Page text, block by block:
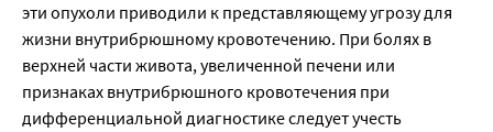
эти опухоли приводили к представляющему угрозу для
жизни внутрибрюшному кровотечению. При болях в
верхней части живота, увеличенной печени или
признаках внутрибрюшного кровотечения при
дифференциальной диагностике следует учесть